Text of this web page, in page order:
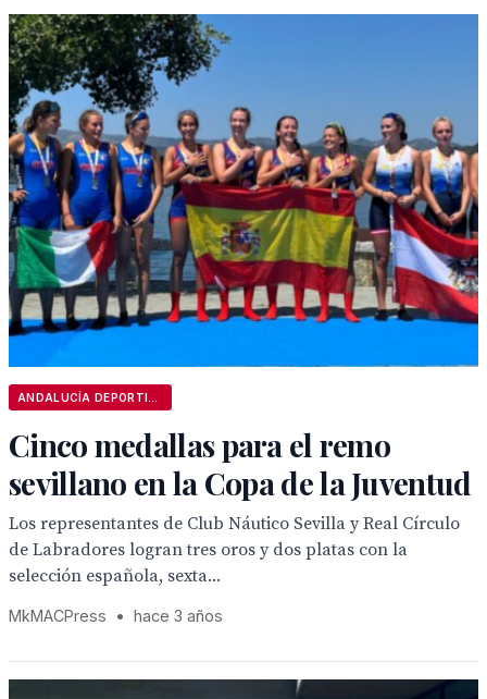
Cinco medallas para el remo
sevillano en la Copa de la Juventud
Los representantes de Club Náutico Sevilla y Real Círculo
de Labradores logran tres oros y dos platas con la
selección española, sexta...
MkMACPress • hace 3 años